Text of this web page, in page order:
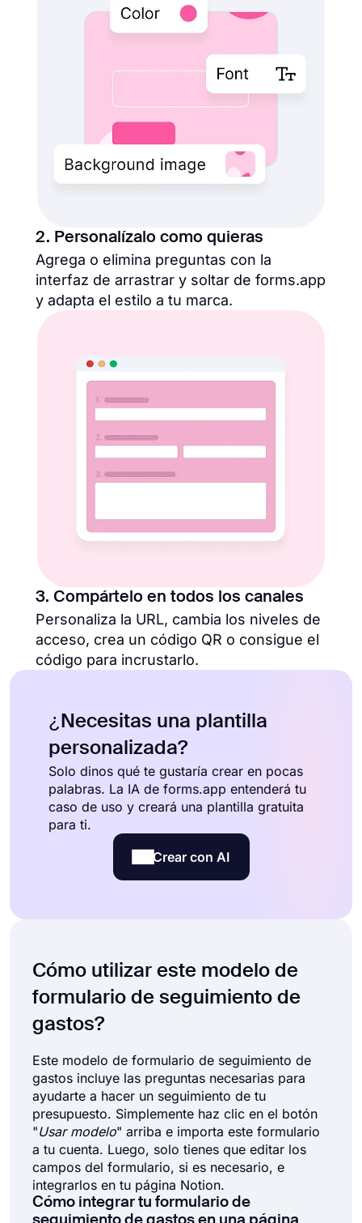
2. Personalízalo como quieras
Agrega o elimina preguntas con la
interfaz de arrastrar y soltar de forms.app
y adapta el estilo a tu marca.
3. Compártelo en todos los canales
Personaliza la URL, cambia los niveles de
acceso, crea un código QR o consigue el
código para incrustarlo.
¿Necesitas una plantilla
personalizada?
Solo dinos qué te gustaría crear en pocas
palabras. La IA de forms.app entenderá tu
caso de uso y creará una plantilla gratuita
para ti.
Crear con AI
Cómo utilizar este modelo de
formulario de seguimiento de
gastos?
Este modelo de formulario de seguimiento de
gastos incluye las preguntas necesarias para
ayudarte a hacer un seguimiento de tu
presupuesto. Simplemente haz clic en el botón
"Usar modelo" arriba e importa este formulario
a tu cuenta. Luego, solo tienes que editar los
campos del formulario, si es necesario, e
integrarlos en tu página Notion.
Cómo integrar tu formulario de